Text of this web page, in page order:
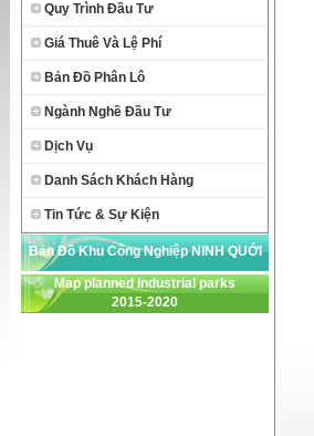
Quy Trình Đầu Tư
Giá Thuê Và Lệ Phí
Bản Đồ Phân Lô
Ngành Nghề Đầu Tư
Dịch Vụ
Danh Sách Khách Hàng
Tin Tức & Sự Kiện
Bản Đồ Khu Công Nghiệp NINH QUỚI
Map planned industrial parks
2015-2020